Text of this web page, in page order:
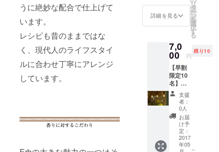
うに絶妙な配合で仕上げて
います。
レシピも昔のままではな
く、現代人のライフスタイ
ルに合わせ丁寧にアレンジ
しています。
6,480
円)
詳細を見る
リ
タ
ー
ン
を
選
択
す
る
7,0
00 円
残り10
【早割
限定10
名】
Erb ×
offf
ディ
ナーイ
ベント
前売り
チケッ
ト (定価
支援
者：
0人
お届
け予
定：
2017
年05